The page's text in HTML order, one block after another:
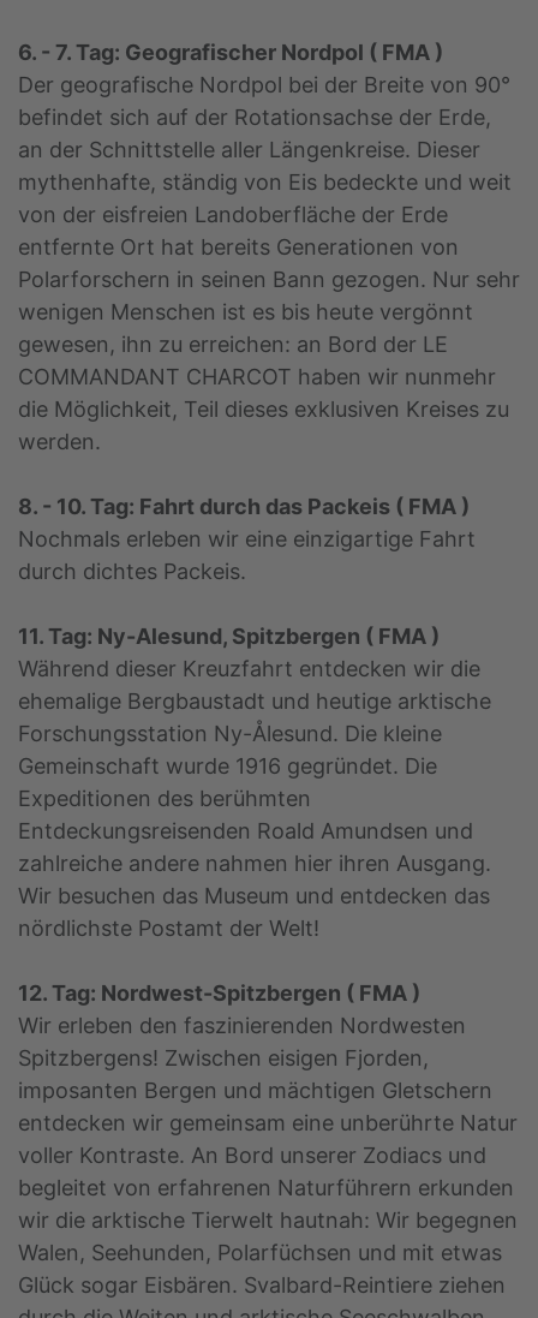
6. - 7. Tag: Geografischer Nordpol ( FMA )
Der geografische Nordpol bei der Breite von 90°
befindet sich auf der Rotationsachse der Erde,
an der Schnittstelle aller Längenkreise. Dieser
mythenhafte, ständig von Eis bedeckte und weit
von der eisfreien Landoberfläche der Erde
entfernte Ort hat bereits Generationen von
Polarforschern in seinen Bann gezogen. Nur sehr
wenigen Menschen ist es bis heute vergönnt
gewesen, ihn zu erreichen: an Bord der LE
COMMANDANT CHARCOT haben wir nunmehr
die Möglichkeit, Teil dieses exklusiven Kreises zu
werden.
8. - 10. Tag: Fahrt durch das Packeis ( FMA )
Nochmals erleben wir eine einzigartige Fahrt
durch dichtes Packeis.
11. Tag: Ny-Alesund, Spitzbergen ( FMA )
Während dieser Kreuzfahrt entdecken wir die
ehemalige Bergbaustadt und heutige arktische
Forschungsstation Ny-Ålesund. Die kleine
Gemeinschaft wurde 1916 gegründet. Die
Expeditionen des berühmten
Entdeckungsreisenden Roald Amundsen und
zahlreiche andere nahmen hier ihren Ausgang.
Wir besuchen das Museum und entdecken das
nördlichste Postamt der Welt!
12. Tag: Nordwest-Spitzbergen ( FMA )
Wir erleben den faszinierenden Nordwesten
Spitzbergens! Zwischen eisigen Fjorden,
imposanten Bergen und mächtigen Gletschern
entdecken wir gemeinsam eine unberührte Natur
voller Kontraste. An Bord unserer Zodiacs und
begleitet von erfahrenen Naturführern erkunden
wir die arktische Tierwelt hautnah: Wir begegnen
Walen, Seehunden, Polarfüchsen und mit etwas
Glück sogar Eisbären. Svalbard-Reintiere ziehen